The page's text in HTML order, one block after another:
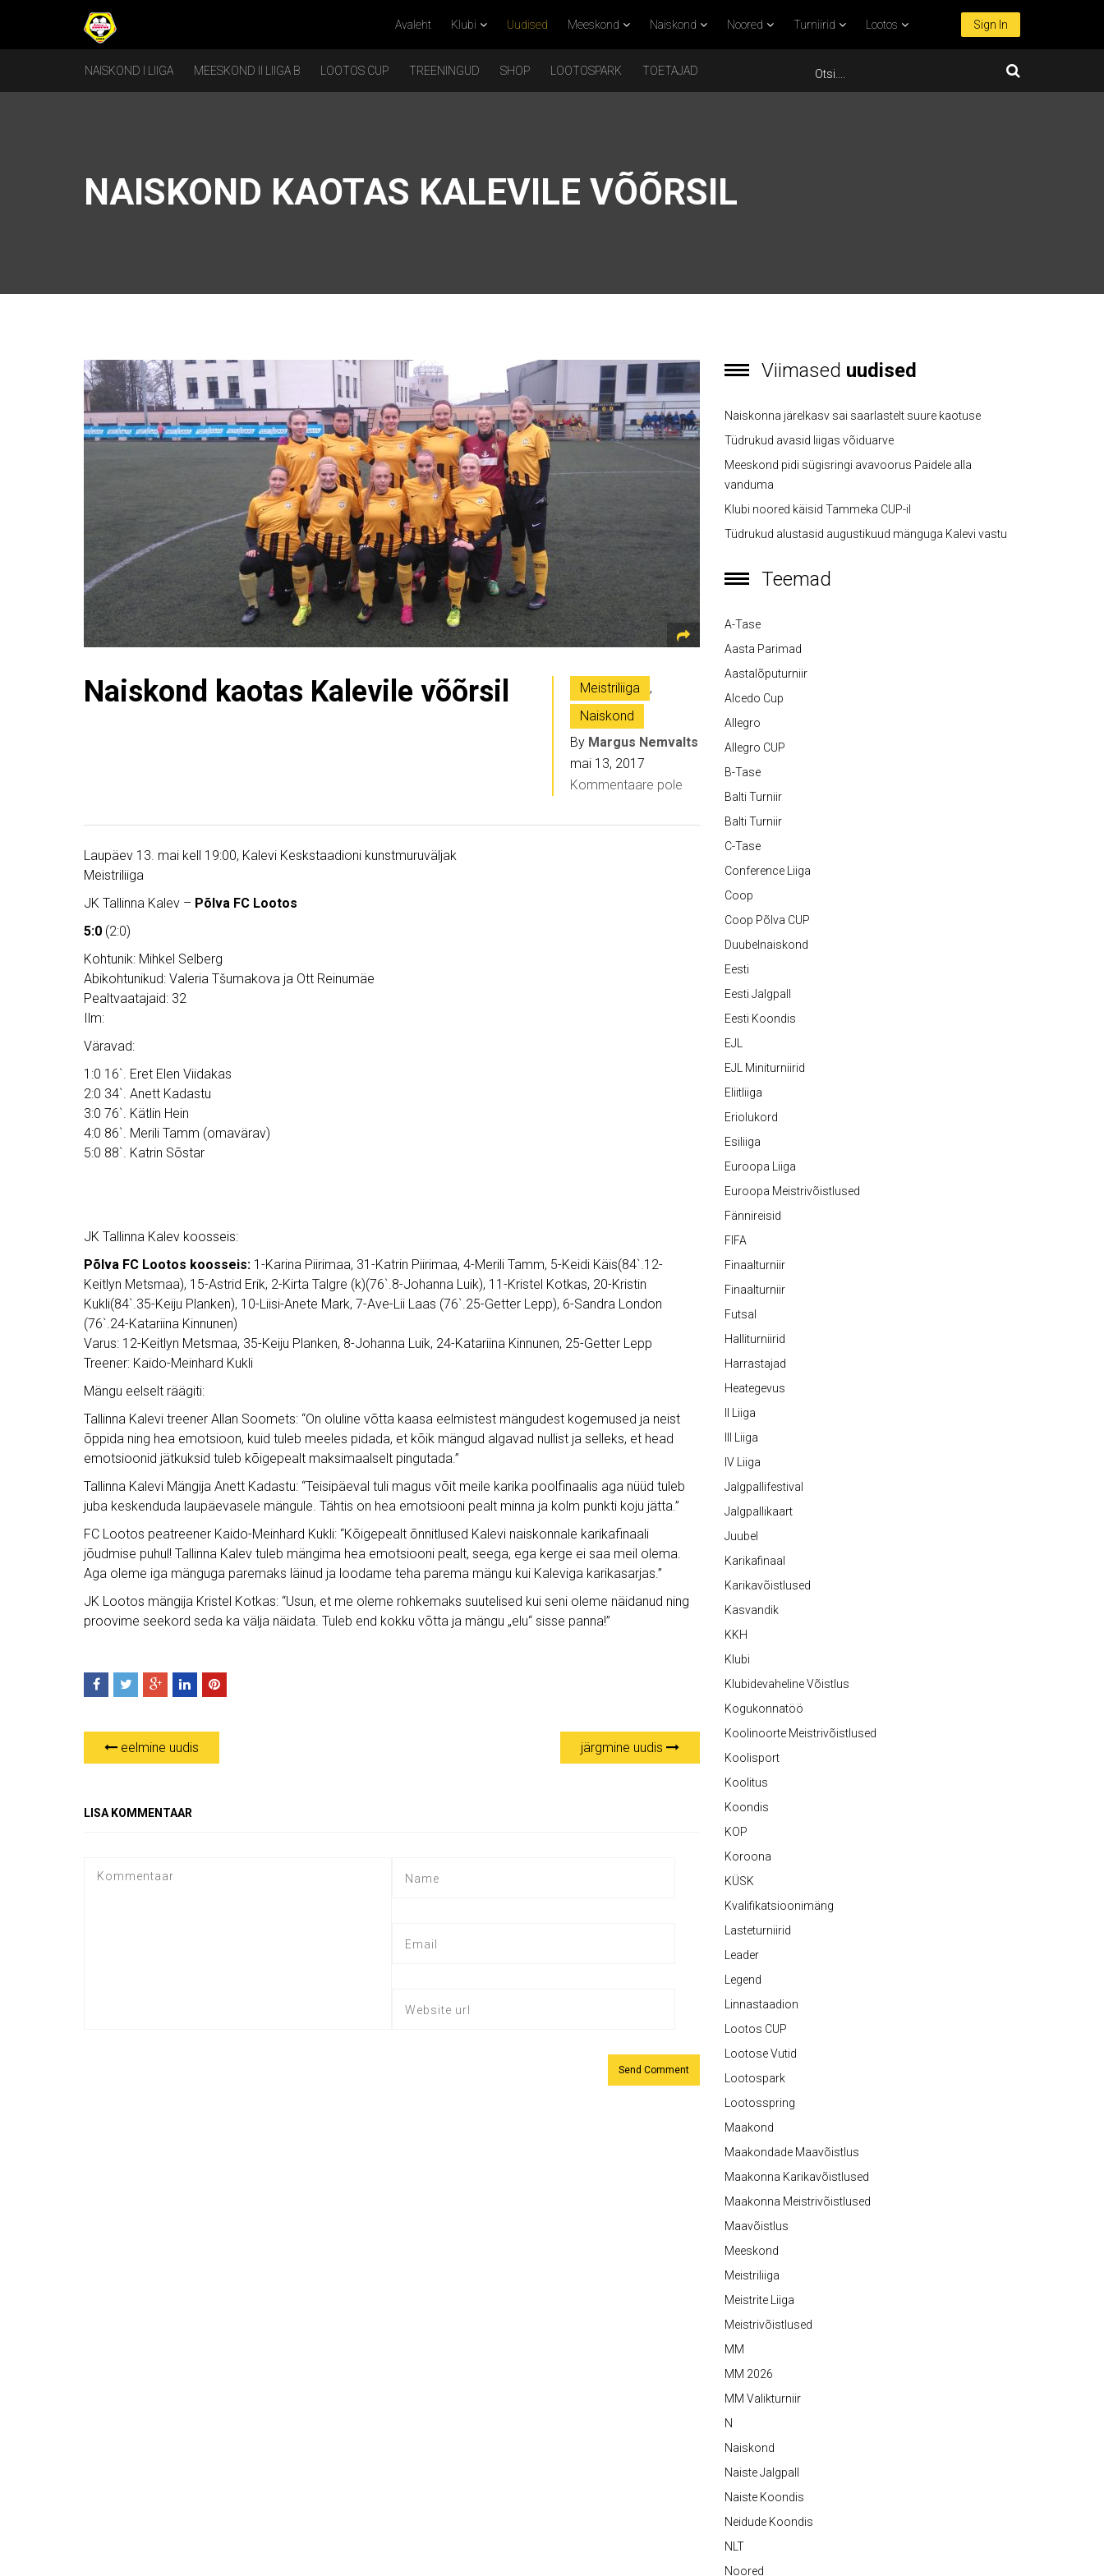
Avaleht Klubi Uudised Meeskond Naiskond Noored Turniirid Lootos Sign In
NAISKOND I LIIGA MEESKOND II LIIGA B LOOTOS CUP TREENINGUD SHOP LOOTOSPARK TOETAJAD
NAISKOND KAOTAS KALEVILE VÕÕRSIL
Naiskond kaotas Kalevile võõrsil Meistriliiga
,
Naiskond
By Margus Nemvalts
mai 13, 2017
Kommentaare pole
Laupäev 13. mai kell 19:00, Kalevi Keskstaadioni kunstmuruväljak
Meistriliiga
JK Tallinna Kalev – Põlva FC Lootos
5:0 (2:0)
Kohtunik: Mihkel Selberg
Abikohtunikud: Valeria Tšumakova ja Ott Reinumäe
Pealtvaatajaid: 32
Ilm:
Väravad:
1:0 16`. Eret Elen Viidakas
2:0 34`. Anett Kadastu
3:0 76`. Kätlin Hein
4:0 86`. Merili Tamm (omavärav)
5:0 88`. Katrin Sõstar
JK Tallinna Kalev koosseis:
Põlva FC Lootos koosseis: 1-Karina Piirimaa, 31-Katrin Piirimaa, 4-Merili Tamm, 5-Keidi Käis(84`.12-
Keitlyn Metsmaa), 15-Astrid Erik, 2-Kirta Talgre (k)(76`.8-Johanna Luik), 11-Kristel Kotkas, 20-Kristin
Kukli(84`.35-Keiju Planken), 10-Liisi-Anete Mark, 7-Ave-Lii Laas (76`.25-Getter Lepp), 6-Sandra London
(76`.24-Katariina Kinnunen)
Varus: 12-Keitlyn Metsmaa, 35-Keiju Planken, 8-Johanna Luik, 24-Katariina Kinnunen, 25-Getter Lepp
Treener: Kaido-Meinhard Kukli
Mängu eelselt räägiti:
Tallinna Kalevi treener Allan Soomets: “On oluline võtta kaasa eelmistest mängudest kogemused ja neist
õppida ning hea emotsioon, kuid tuleb meeles pidada, et kõik mängud algavad nullist ja selleks, et head
emotsioonid jätkuksid tuleb kõigepealt maksimaalselt pingutada.”
Tallinna Kalevi Mängija Anett Kadastu: “Teisipäeval tuli magus võit meile karika poolfinaalis aga nüüd tuleb
juba keskenduda laupäevasele mängule. Tähtis on hea emotsiooni pealt minna ja kolm punkti koju jätta.”
FC Lootos peatreener Kaido-Meinhard Kukli: “Kõigepealt õnnitlused Kalevi naiskonnale karikafinaali
jõudmise puhul! Tallinna Kalev tuleb mängima hea emotsiooni pealt, seega, ega kerge ei saa meil olema.
Aga oleme iga mänguga paremaks läinud ja loodame teha parema mängu kui Kaleviga karikasarjas.”
JK Lootos mängija Kristel Kotkas: “Usun, et me oleme rohkemaks suutelised kui seni oleme näidanud ning
proovime seekord seda ka välja näidata. Tuleb end kokku võtta ja mängu „elu“ sisse panna!”
eelmine uudis järgmine uudis
LISA KOMMENTAAR
Viimased uudised
Naiskonna järelkasv sai saarlastelt suure kaotuse
Tüdrukud avasid liigas võiduarve
Meeskond pidi sügisringi avavoorus Paidele alla
vanduma
Klubi noored käisid Tammeka CUP-il
Tüdrukud alustasid augustikuud mänguga Kalevi vastu
Teemad
A-Tase
Aasta Parimad
Aastalõputurniir
Alcedo Cup
Allegro
Allegro CUP
B-Tase
Balti Turniir
Balti Turniir
C-Tase
Conference Liiga
Coop
Coop Põlva CUP
Duubelnaiskond
Eesti
Eesti Jalgpall
Eesti Koondis
EJL
EJL Miniturniirid
Eliitliiga
Eriolukord
Esiliiga
Euroopa Liiga
Euroopa Meistrivõistlused
Fännireisid
FIFA
Finaalturniir
Finaalturniir
Futsal
Halliturniirid
Harrastajad
Heategevus
II Liiga
III Liiga
IV Liiga
Jalgpallifestival
Jalgpallikaart
Juubel
Karikafinaal
Karikavõistlused
Kasvandik
KKH
Klubi
Klubidevaheline Võistlus
Kogukonnatöö
Koolinoorte Meistrivõistlused
Koolisport
Koolitus
Koondis
KOP
Koroona
KÜSK
Kvalifikatsioonimäng
Lasteturniirid
Leader
Legend
Linnastaadion
Lootos CUP
Lootose Vutid
Lootospark
Lootosspring
Maakond
Maakondade Maavõistlus
Maakonna Karikavõistlused
Maakonna Meistrivõistlused
Maavõistlus
Meeskond
Meistriliiga
Meistrite Liiga
Meistrivõistlused
MM
MM 2026
MM Valikturniir
N
Naiskond
Naiste Jalgpall
Naiste Koondis
Neidude Koondis
NLT
Noored